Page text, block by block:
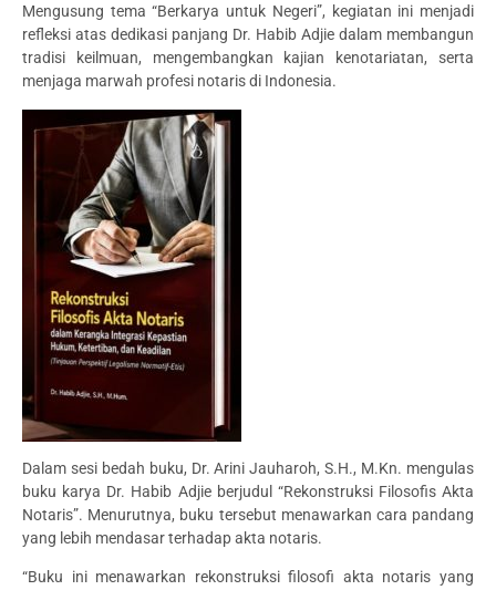
Mengusung tema “Berkarya untuk Negeri”, kegiatan ini menjadi
refleksi atas dedikasi panjang Dr. Habib Adjie dalam membangun
tradisi keilmuan, mengembangkan kajian kenotariatan, serta
menjaga marwah profesi notaris di Indonesia.
Dalam sesi bedah buku, Dr. Arini Jauharoh, S.H., M.Kn. mengulas
buku karya Dr. Habib Adjie berjudul “Rekonstruksi Filosofis Akta
Notaris”. Menurutnya, buku tersebut menawarkan cara pandang
yang lebih mendasar terhadap akta notaris.
“Buku ini menawarkan rekonstruksi filosofi akta notaris yang